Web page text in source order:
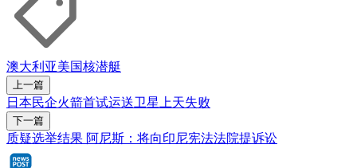
澳大利亚美国核潜艇
上一篇
日本民企火箭首试运送卫星上天失败
下一篇
质疑选举结果 阿尼斯：将向印尼宪法法院提诉讼